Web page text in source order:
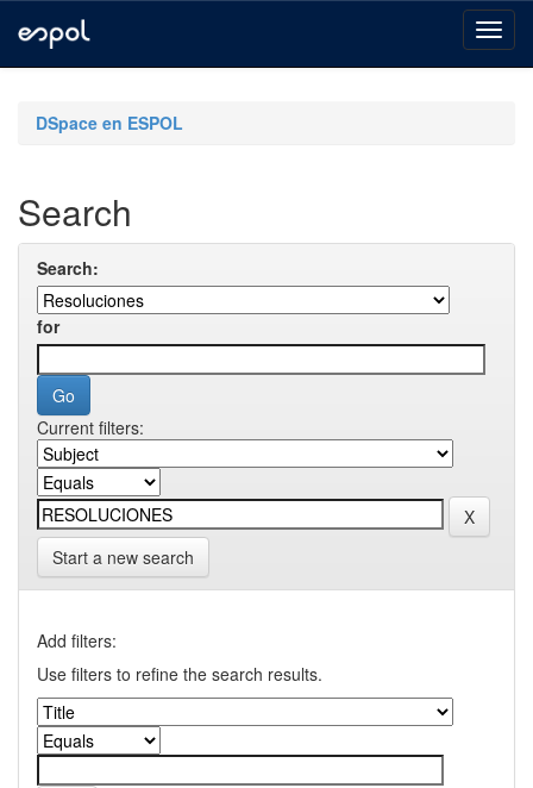
navigationDSpace en ESPOL
Search
Search:
for
Current filters:
Start a new search
Add filters:
Use filters to refine the search results.